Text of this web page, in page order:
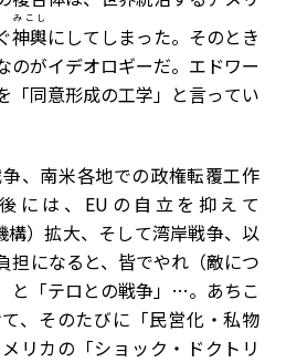
神輿
みこし
にしてしまった。そのとき
がイデオロギーだ。 エドワー
「同意形成の工学」と言ってい
、南米各地での政権転覆工作
には、EUの自立を抑えて
構）拡大、そして湾岸戦争、以
担になると、皆でやれ（敵につ
と「テロとの戦争」…。あちこ
、そのたびに「民営化・私物
リカの「ショック・ドクトリ